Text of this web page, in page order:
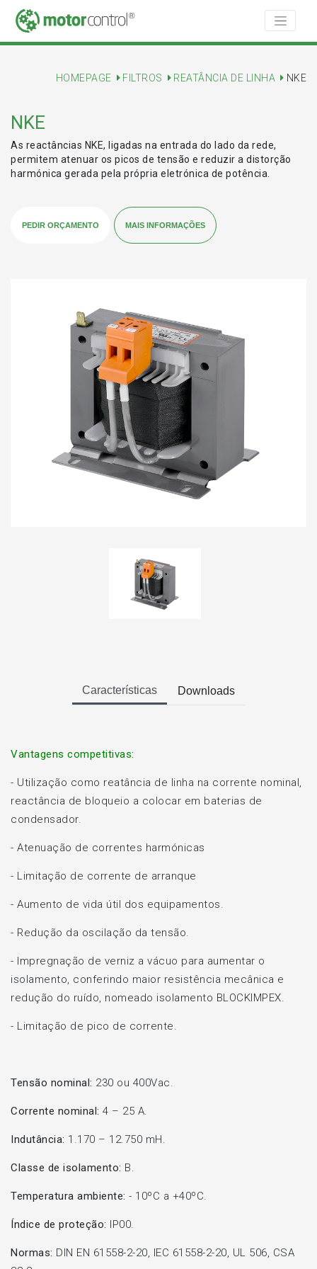
HOMEPAGE FILTROS REATÂNCIA DE LINHA NKE
NKE
As reactâncias NKE, ligadas na entrada do lado da rede,
permitem atenuar os picos de tensão e reduzir a distorção
harmónica gerada pela própria eletrónica de potência.
PEDIR ORÇAMENTO MAIS INFORMAÇÕES
Características Downloads
Vantagens competitivas:
- Utilização como reatância de linha na corrente nominal,
reactância de bloqueio a colocar em baterias de
condensador.
- Atenuação de correntes harmónicas
- Limitação de corrente de arranque
- Aumento de vida útil dos equipamentos.
- Redução da oscilação da tensão.
- Impregnação de verniz a vácuo para aumentar o
isolamento, conferindo maior resistência mecânica e
redução do ruído, nomeado isolamento BLOCKIMPEX.
- Limitação de pico de corrente.
Tensão nominal: 230 ou 400Vac.
Corrente nominal: 4 – 25 A.
Indutância: 1.170 – 12.750 mH.
Classe de isolamento: B.
Temperatura ambiente: - 10ºC a +40ºC.
Índice de proteção: IP00.
Normas: DIN EN 61558-2-20, IEC 61558-2-20, UL 506, CSA